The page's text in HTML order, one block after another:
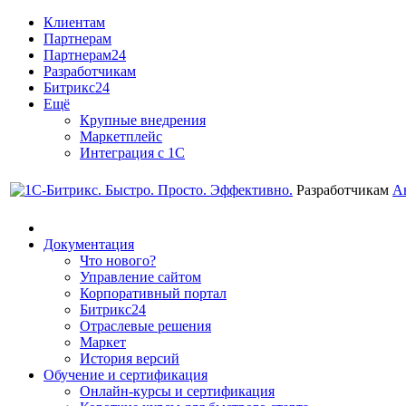
Клиентам
Партнерам
Партнерам24
Разработчикам
Битрикс24
Ещё
Крупные внедрения
Маркетплейс
Интеграция с 1С
Разработчикам
Документация
Что нового?
Управление сайтом
Корпоративный портал
Битрикс24
Отраслевые решения
Маркет
История версий
Обучение и сертификация
Онлайн-курсы и сертификация